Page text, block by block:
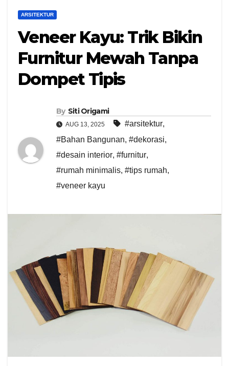
ARSITEKTUR
Veneer Kayu: Trik Bikin
Furnitur Mewah Tanpa
Dompet Tipis
By Siti Origami
AUG 13, 2025 #arsitektur,
#Bahan Bangunan, #dekorasi,
#desain interior, #furnitur,
#rumah minimalis, #tips rumah,
#veneer kayu